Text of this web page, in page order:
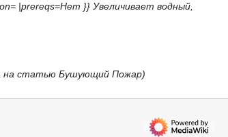
|prereqs=Нет }} Увеличивает водный,
на статью Бушующий Пожар)